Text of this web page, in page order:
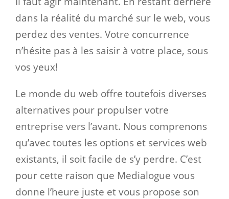
dans la réalité du marché sur le web, vous
perdez des ventes. Votre concurrence
n’hésite pas à les saisir à votre place, sous
vos yeux!
Le monde du web offre toutefois diverses
alternatives pour propulser votre
entreprise vers l’avant. Nous comprenons
qu’avec toutes les options et services web
existants, il soit facile de s’y perdre. C’est
pour cette raison que Medialogue vous
donne l’heure juste et vous propose son